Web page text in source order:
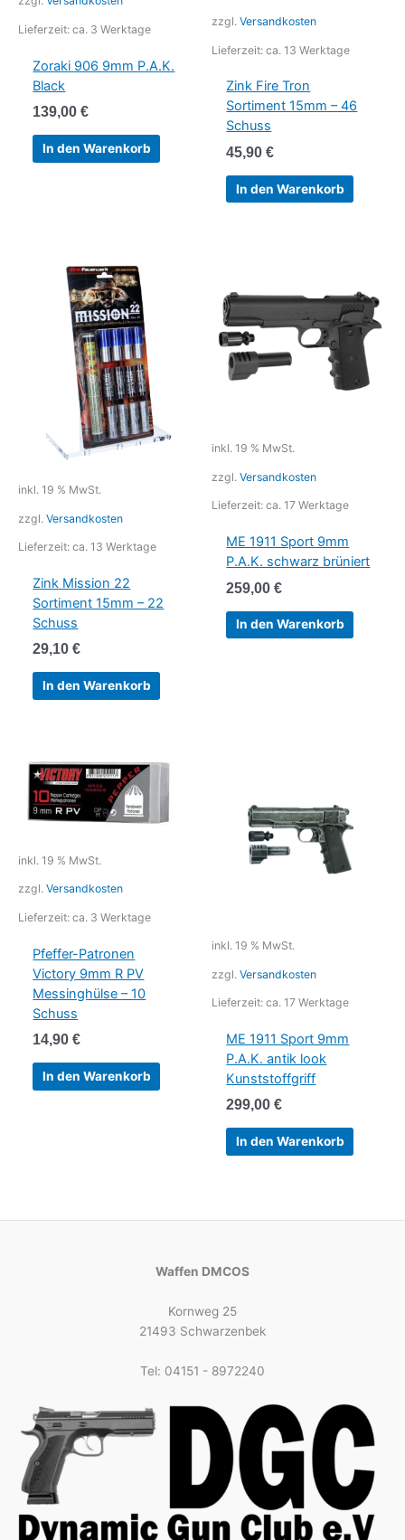
Lieferzeit: ca. 3 Werktage
Zoraki 906 9mm P.A.K.
Black
139,00€
In den Warenkorb
zzgl. Versandkosten
Lieferzeit: ca. 13 Werktage
Zink Fire Tron
Sortiment 15mm – 46
Schuss
45,90€
In den Warenkorb
inkl. 19 % MwSt.
zzgl. Versandkosten
Lieferzeit: ca. 13 Werktage
Zink Mission 22
Sortiment 15mm – 22
Schuss
29,10€
In den Warenkorb
inkl. 19 % MwSt.
zzgl. Versandkosten
Lieferzeit: ca. 17 Werktage
ME 1911 Sport 9mm
P.A.K. schwarz brüniert
259,00€
In den Warenkorb
inkl. 19 % MwSt.
zzgl. Versandkosten
Lieferzeit: ca. 3 Werktage
Pfeffer-Patronen
Victory 9mm R PV
Messinghülse – 10
Schuss
14,90€
In den Warenkorb
inkl. 19 % MwSt.
zzgl. Versandkosten
Lieferzeit: ca. 17 Werktage
ME 1911 Sport 9mm
P.A.K. antik look
Kunststoffgriff
299,00€
In den Warenkorb
Waffen DMCOS
Kornweg 25
21493 Schwarzenbek
Tel: 04151 - 8972240